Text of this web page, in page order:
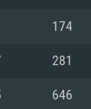
174
281
646